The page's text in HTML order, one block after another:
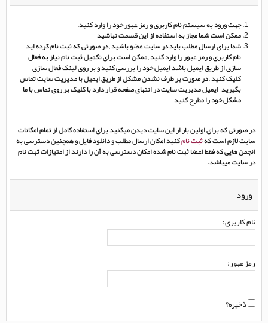
جهت ورود به سیستم نام کاربری و رمز عبور خود را وارد کنید.
ممکن است شما مجاز به استفاده از این قسمت نباشید
شما برای ارسال مطلب باید در سایت عضو باشید , در صورتی که ثبت نام کرده اید
نام کاربری و رمز عبور را وارد کنید , ممکن است برای تکمیل ثبت نام نیاز به فعال
سازی از طریق ایمیل باشد ایمیل خود را بررسی کنید و بر روی لینک فعال سازی
کلیک کنید , در صورت بر طرف نشدن مشکل از طریق ایمیل با مدیریت سایت تماس
بگیرید , ایمیل مدیریت سایت در انتهای صفحه قرار دارد با کلیک بر روی تماس با ما
مشکل خود را مطرح کنید
در صورتی که برای اولین بار از این سایت دیدن میکنید برای استفاده کامل از تمام امکانات
سایت لازم است کهثبت نامکنید امکان ارسال مطلب و دانلود فایل و همچنین دسترسی به
انجمن هایی که فقط اعضا ثبت نام شده امکان دسترسی به آن را دارند از امتیازات ثبت نام
در سایت میباشد.
ورود
نام کاربری:
رمز عبور:
ذخیره؟